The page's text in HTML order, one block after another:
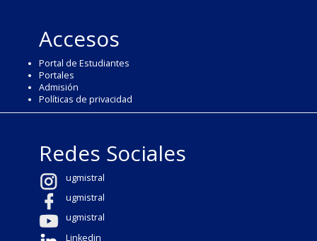
Accesos
Portal de Estudiantes
Portales
Admisión
Políticas de privacidad
Redes Sociales
ugmistral
ugmistral
ugmistral
Linkedin